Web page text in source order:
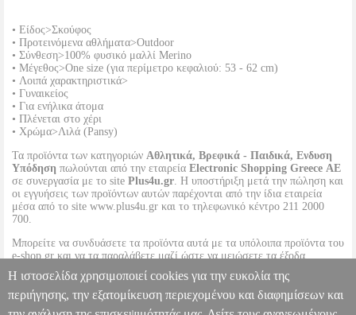
• Είδος>Σκούφος
• Προτεινόμενα αθλήματα>Outdoor
• Σύνθεση>100% φυσικό μαλλί Merino
• Μέγεθος>One size (για περίμετρο κεφαλιού: 53 - 62 cm)
• Λοιπά χαρακτηριστικά>
• Γυναικείος
• Για ενήλικα άτομα
• Πλένεται στο χέρι
• Χρώμα>Λιλά (Pansy)
Τα προϊόντα των κατηγοριών Αθλητικά, Βρεφικά - Παιδικά, Ενδυση
Υπόδηση πωλούνται από την εταιρεία Electronic Shopping Greece ΑΕ
σε συνεργασία με το site Plus4u.gr. Η υποστήριξη μετά την πώληση και
οι εγγυήσεις των προϊόντων αυτών παρέχονται από την ίδια εταιρεία
μέσα από το site www.plus4u.gr και το τηλεφωνικό κέντρο 211 2000
700.
Μπορείτε να συνδυάσετε τα προϊόντα αυτά με τα υπόλοιπα προϊόντα του
e-shop.gr και να τα παραλάβετε μαζί ώστε να μειώσετε τα έξοδα
αποστολής. Μπορείτε επίσης να παραλάβετε από οποιοδήποτε eshop
point με μηδενικά έξοδα αποστολής ανεξαρτήτως ύψους παραγγελίας!
Η ιστοσελίδα χρησιμοποιεί cookies για την ευκολία της
περιήγησης, την εξατομίκευση περιεχομένου και διαφημίσεων και